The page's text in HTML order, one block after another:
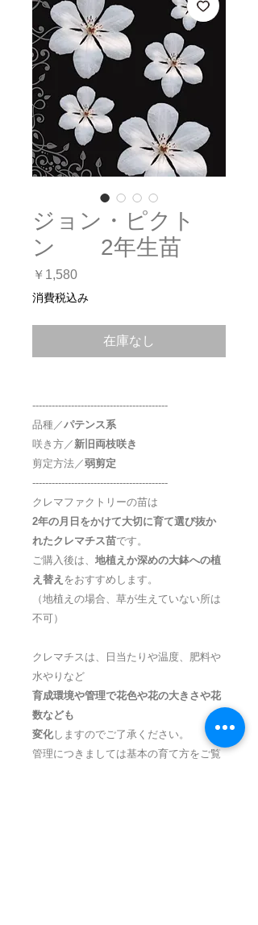
ジョン・ピクト
ン 2年生苗
￥1,580価
格
消費税込み
在庫なし
------------------------------------------
品種／パテンス系
咲き方／新旧両枝咲き
剪定方法／弱剪定
------------------------------------------
クレマファクトリーの苗は
2年の月日をかけて大切に育て選び抜か
れたクレマチス苗です。
ご購入後は、 地植えか深めの大鉢への植
え替え をおすすめします。
（地植えの場合、草が生えていない所は
不可）
クレマチスは、日当たりや温度、肥料や
水やりなど
育成環境や管理で花色や花の大きさや花
数なども
変化しますのでご了承ください。
管理につきましては基本の育て方をご覧